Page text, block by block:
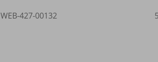
WEB-427-00132